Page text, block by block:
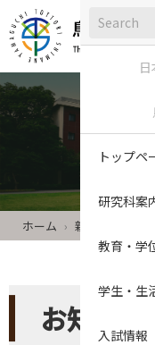
ホーム 新着情報
お知らせ
トップペ
研究科案
教育・学
学生・生
入試情報